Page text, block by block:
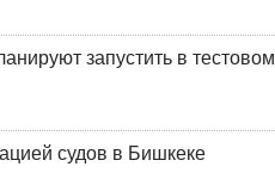
запустить в тестовом
судов в Бишкеке